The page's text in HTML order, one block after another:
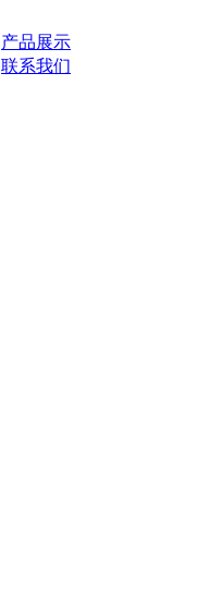
产品展示
联系我们